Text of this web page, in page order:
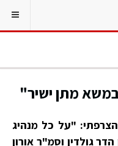
מתן ישיר"
"על כל מנהיג
גולדין וסמ"ר אורון